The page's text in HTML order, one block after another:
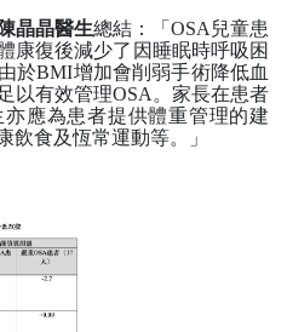
陳晶晶醫生總結：「 OSA 兒童患
康復後減少了因睡眠時呼吸困
於BMI增加會削弱手術降低血
以有效管理OSA 。家長在患者
應為患者提供體重管理的建
飲食及恆常運動等。」